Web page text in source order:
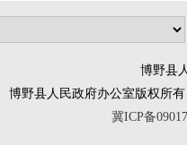
博野县
博野县人民政府办公室版权所有
冀ICP备